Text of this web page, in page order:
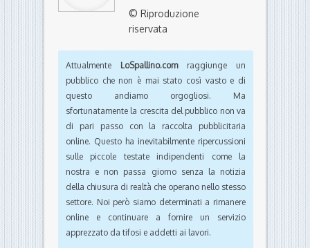
© Riproduzione
riservata
Attualmente LoSpallino.comraggiunge un
pubblico che non è mai stato così vasto e di
questo andiamo orgogliosi. Ma
sfortunatamente la crescita del pubblico non va
di pari passo con la raccolta pubblicitaria
online. Questo ha inevitabilmente ripercussioni
sulle piccole testate indipendenti come la
nostra e non passa giorno senza la notizia
della chiusura di realtà che operano nello stesso
settore. Noi però siamo determinati a rimanere
online e continuare a fornire un servizio
apprezzato da tifosi e addetti ai lavori.